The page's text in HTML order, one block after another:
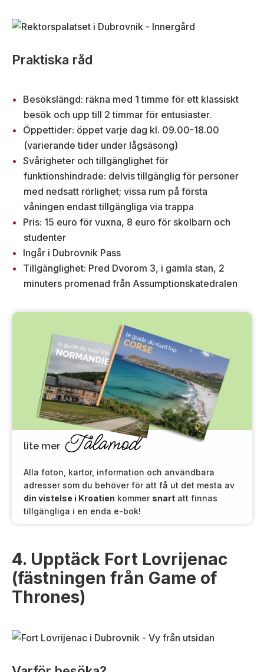
Praktiska råd
Besökslängd: räkna med 1 timme för ett klassiskt
besök och upp till 2 timmar för entusiaster.
Öppettider: öppet varje dag kl. 09.00-18.00
(varierande tider under lågsäsong)
Svårigheter och tillgänglighet för
funktionshindrade: delvis tillgänglig för personer
med nedsatt rörlighet; vissa rum på första
våningen endast tillgängliga via trappa
Pris: 15 euro för vuxna, 8 euro för skolbarn och
studenter
Ingår i Dubrovnik Pass
Tillgänglighet: Pred Dvorom 3, i gamla stan, 2
minuters promenad från Assumptionskatedralen
lite mer Tålamod
Alla foton, kartor, information och användbara
adresser som du behöver för att få ut det mesta av
din vistelse i Kroatien kommer snart att finnas
tillgängliga i en enda e-bok!
4. Upptäck Fort Lovrijenac
(fästningen från Game of
Thrones)